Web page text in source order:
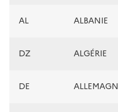
AL ALBANIE
DZ ALGÉRIE
DE